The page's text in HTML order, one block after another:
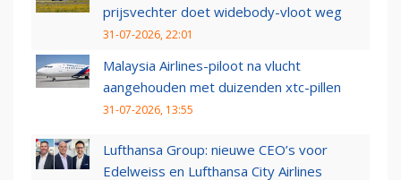
prijsvechter doet widebody-vloot weg
31-07-2026, 22:01
Malaysia Airlines-piloot na vlucht
aangehouden met duizenden xtc-pillen
31-07-2026, 13:55
Lufthansa Group: nieuwe CEO’s voor
Edelweiss en Lufthansa City Airlines